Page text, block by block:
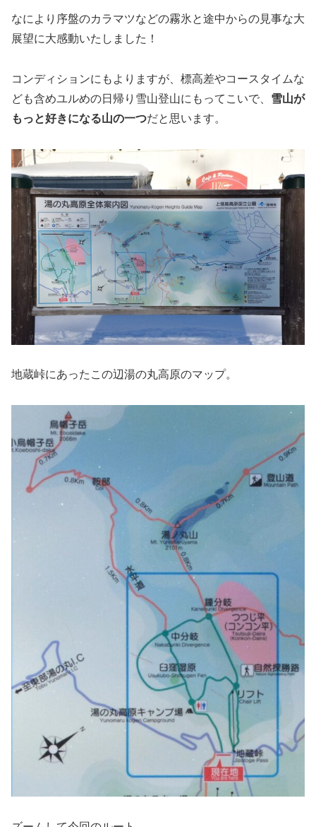
なにより序盤のカラマツなどの霧氷と途中からの見事な大
展望に大感動いたしました！
コンディションにもよりますが、標高差やコースタイムな
ども含めユルめの日帰り雪山登山にもってこいで、 雪山が
もっと好きになる山の一つだと思います。
地蔵峠にあったこの辺湯の丸高原のマップ。